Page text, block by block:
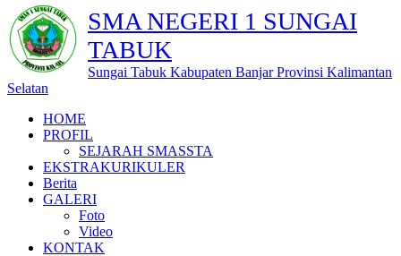
SMA NEGERI 1 SUNGAI
TABUK
Sungai Tabuk Kabupaten Banjar Provinsi Kalimantan
Selatan
HOME
PROFIL
SEJARAH SMASSTA
EKSTRAKURIKULER
Berita
GALERI
Foto
Video
KONTAK